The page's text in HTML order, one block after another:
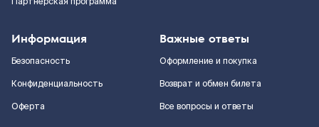
Информация
Безопасность
Конфиденциальность
Оферта
Важные ответы
Оформление и покупка
Возврат и обмен билета
Все вопросы и ответы